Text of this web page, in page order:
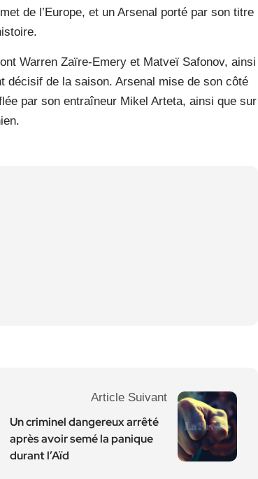
de l’Europe, et un Arsenal porté par son titre
Warren Zaïre-Emery et Matveï Safonov, ainsi
décisif de la saison. Arsenal mise de son côté
par son entraîneur Mikel Arteta, ainsi que sur
Article Suivant
Un criminel dangereux arrêté
après avoir semé la panique
durant l’Aïd